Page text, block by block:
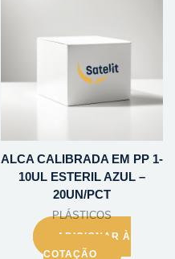
ALCA CALIBRADA EM PP 1-
10UL ESTERIL AZUL –
20UN/PCT
PLÁSTICOS
ADICIONAR À
COTAÇÃO